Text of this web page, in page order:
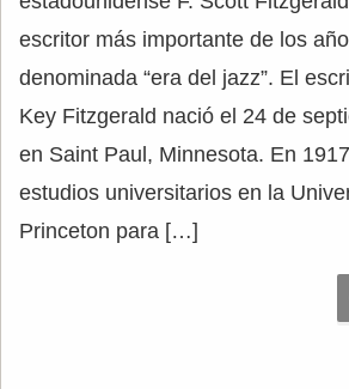
escritor más importante de los
denominada “era del jazz”. El
Key Fitzgerald nació el 24 de
en Saint Paul, Minnesota. En
estudios universitarios en la
Princeton para […]